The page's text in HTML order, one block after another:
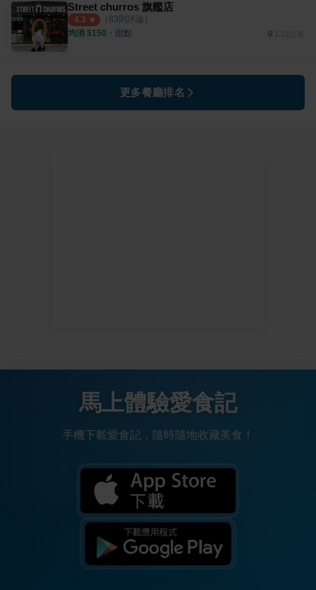
Street churros 旗艦店
4.3 （ 83則評論）
均消 $150 ・ 甜點
更多餐廳排名
馬上體驗愛食記
手機下載愛食記，隨時隨地收藏美食！